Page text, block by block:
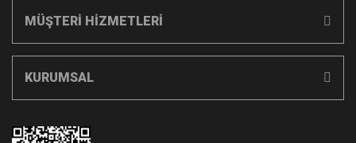
MÜŞTERİ HİZMETLERİ
KURUMSAL